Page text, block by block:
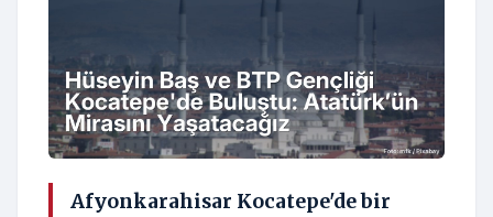
Afyonkarahisar Kocatepe'de bir